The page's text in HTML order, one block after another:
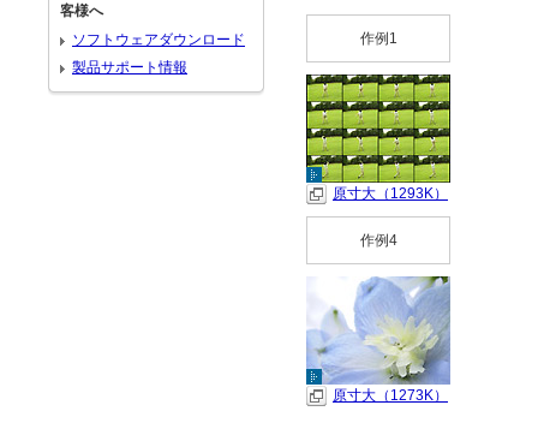
作例1
原寸大（1293K）
作例4
原寸大（1273K）
客様へ
ソフトウェアダウンロード
製品サポート情報